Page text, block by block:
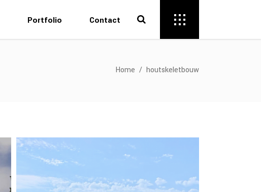
Portfolio Contact
Home / houtskeletbouw